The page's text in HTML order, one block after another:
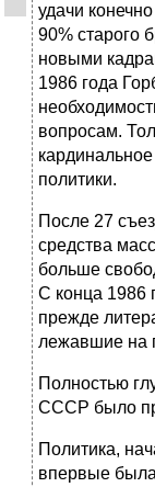
удачи
90% старого
новыми
1986 года
вопросам.
политики.
После 27
средства
больше
С конца 1986
прежде
лежавшие на
Полностью
СССР было
Политика,
впервые